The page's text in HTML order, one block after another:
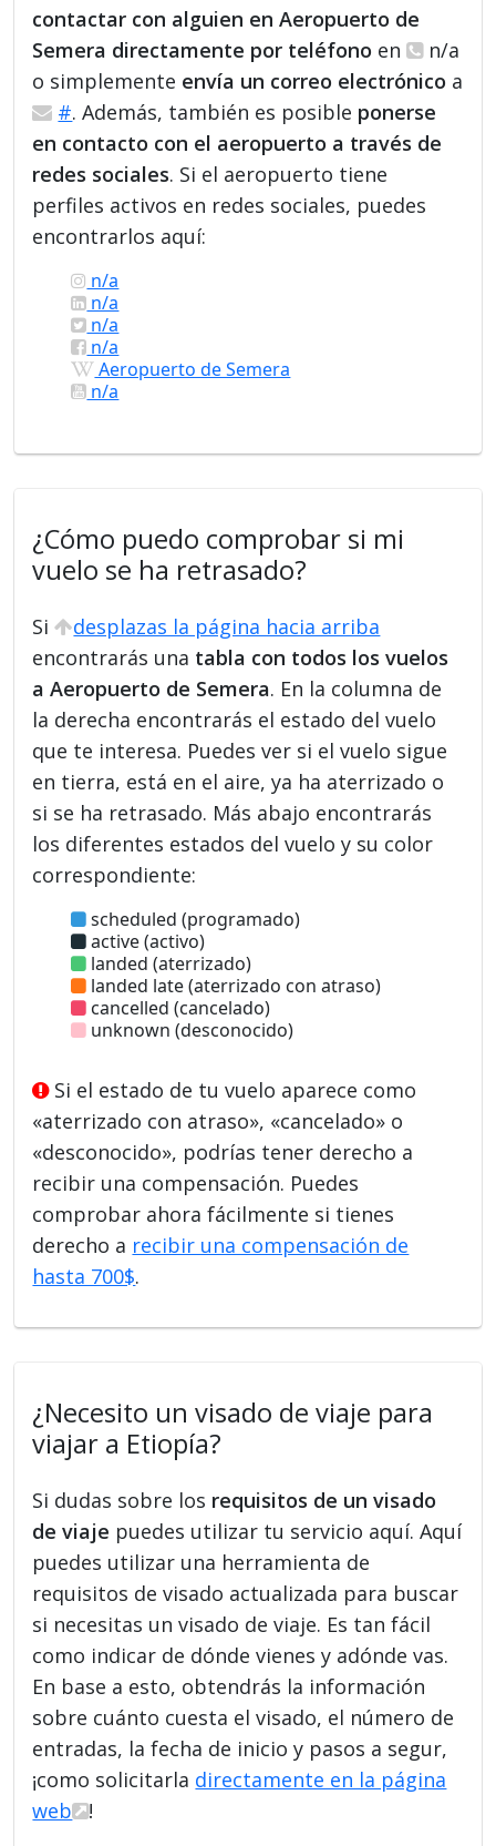
contactar con alguien en Aeropuerto de
Semera directamente por teléfono en
n/a
o simplemente envía un correo electrónico a
#. Además, también es posible ponerse
en contacto con el aeropuerto a través de
redes sociales. Si el aeropuerto tiene
perfiles activos en redes sociales, puedes
encontrarlos aquí:
n/a
n/a
n/a
n/a
Aeropuerto de Semera
n/a
¿Cómo puedo comprobar si mi
vuelo se ha retrasado?
Si
desplazas la página hacia arriba
encontrarás una tabla con todos los vuelos
a Aeropuerto de Semera. En la columna de
la derecha encontrarás el estado del vuelo
que te interesa. Puedes ver si el vuelo sigue
en tierra, está en el aire, ya ha aterrizado o
si se ha retrasado. Más abajo encontrarás
los diferentes estados del vuelo y su color
correspondiente:
scheduled (programado)
active (activo)
landed (aterrizado)
landed late (aterrizado con atraso)
cancelled (cancelado)
unknown (desconocido)
Si el estado de tu vuelo aparece como
«aterrizado con atraso», «cancelado» o
«desconocido», podrías tener derecho a
recibir una compensación. Puedes
comprobar ahora fácilmente si tienes
derecho a recibir una compensación de
hasta 700$.
¿Necesito un visado de viaje para
viajar a Etiopía?
Si dudas sobre los requisitos de un visado
de viaje puedes utilizar tu servicio aquí. Aquí
puedes utilizar una herramienta de
requisitos de visado actualizada para buscar
si necesitas un visado de viaje. Es tan fácil
como indicar de dónde vienes y adónde vas.
En base a esto, obtendrás la información
sobre cuánto cuesta el visado, el número de
entradas, la fecha de inicio y pasos a segur,
¡como solicitarla directamente en la página
web
!